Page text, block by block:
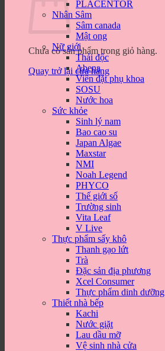
Chưa có sản phẩm trong giỏ hàng.
Quay trở lại cửa hàng
PLACENTOR
Nhân Sâm
Sâm canada
Mật ong
Nữ giới
Thải độc
Abena
Viên đặt phụ khoa
SOSU
Nước hoa
Sức khỏe
Sinh lý nam
Bao cao su
Japan Algae
Maxstar
NMI
Noah Legend
PHYCO
Thế giới số
Trường sinh
Vita Leaf
V Live
Thực phẩm sấy khô
Thanh gạo lứt
Trà
Đặc sản địa phương
Xcel Consumer
Thực phẩm dinh dưỡng
Thiết nhà bếp
Kachi
Nước giặt
Lau dầu mỡ
Vệ sinh nhà cửa